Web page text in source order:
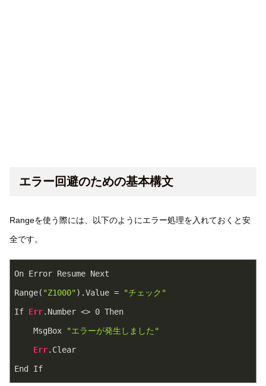
エラー回避のための基本構文
Rangeを使う際には、以下のようにエラー処理を入れておくと安
全です。
On Error Resume Next
Range( "Z1000").Value =
"チェック"
If Err.Number <> 0 Then
    MsgBox
"エラーが発生しました"
Err.Clear
End If